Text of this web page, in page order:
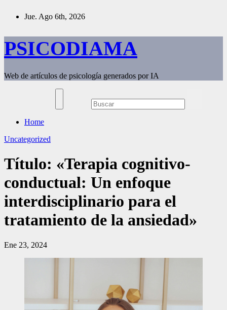
Jue. Ago 6th, 2026
PSICODIAMA
Web de artículos de psicología generados por IA
Home
Uncategorized
Título: «Terapia cognitivo-
conductual: Un enfoque
interdisciplinario para el
tratamiento de la ansiedad»
Ene 23, 2024